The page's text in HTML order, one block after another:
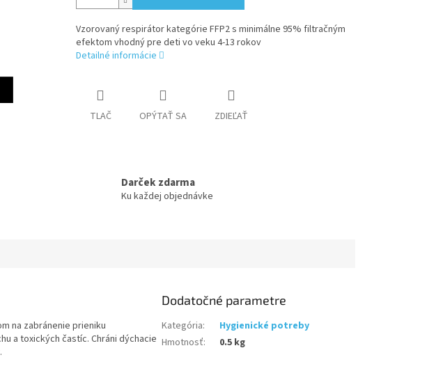
Vzorovaný respirátor kategórie FFP2 s minimálne 95% filtračným
efektom vhodný pre deti vo veku 4-13 rokov
Detailné informácie
TLAČ OPÝTAŤ SA ZDIEĽAŤ
Darček zdarma
Ku každej objednávke
na zabránenie prieniku
a toxických častíc. Chráni dýchacie
Dodatočné parametre
Kategória:
Hygienické potreby
Hmotnosť: 0.5 kg